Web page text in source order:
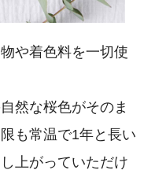
や着色料を一切使
然な桜色がそのま
も常温で1年と長い
上がっていただけ